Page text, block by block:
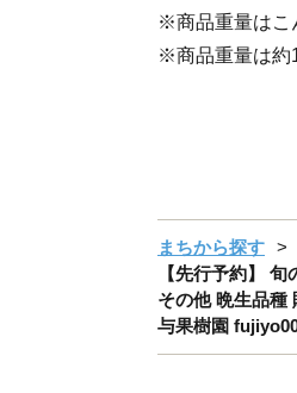
※商品重量はこ
※商品重量は約
まちから探す
【先行予約】
その他 晩生品種
与果樹園